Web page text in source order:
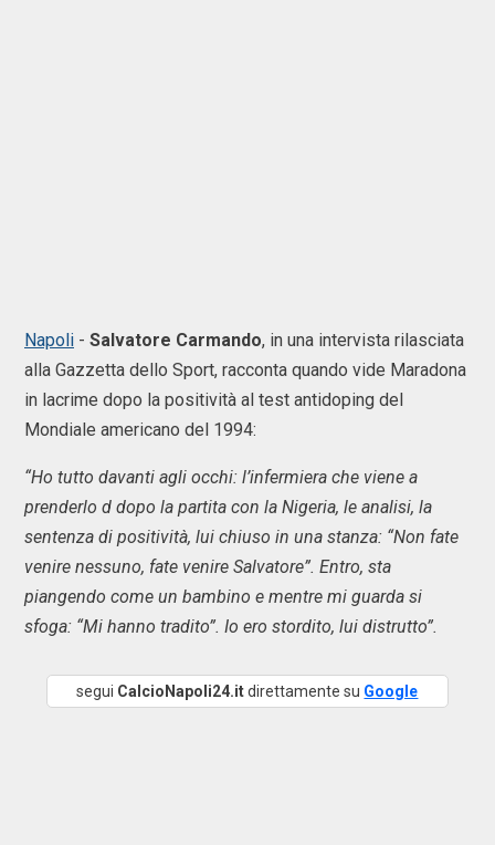
Napoli - Salvatore Carmando, in una intervista rilasciata
alla Gazzetta dello Sport, racconta quando vide Maradona
in lacrime dopo la positività al test antidoping del
Mondiale americano del 1994:
“Ho tutto davanti agli occhi: l’infermiera che viene a
prenderlo d dopo la partita con la Nigeria, le analisi, la
sentenza di positività, lui chiuso in una stanza: “Non fate
venire nessuno, fate venire Salvatore”. Entro, sta
piangendo come un bambino e mentre mi guarda si
sfoga: “Mi hanno tradito”. Io ero stordito, lui distrutto”.
segui CalcioNapoli24.itdirettamente su Google